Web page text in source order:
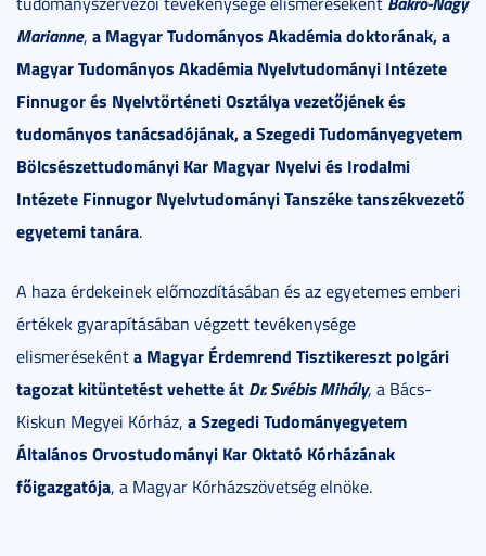
Marianne, a Magyar Tudományos Akadémia doktorának, a
Magyar Tudományos Akadémia Nyelvtudományi Intézete
Finnugor és Nyelvtörténeti Osztálya vezetőjének és
tudományos tanácsadójának, a Szegedi Tudományegyetem
Bölcsészettudományi Kar Magyar Nyelvi és Irodalmi
Intézete Finnugor Nyelvtudományi Tanszéke tanszékvezető
egyetemi tanára.
A haza érdekeinek előmozdításában és az egyetemes emberi
értékek gyarapításában végzett tevékenysége
elismerésekénta Magyar Érdemrend Tisztikereszt polgári
tagozat kitüntetést vehette át Dr. Svébis Mihály, a Bács-
Kiskun Megyei Kórház, a Szegedi Tudományegyetem
Általános Orvostudományi Kar Oktató Kórházának
főigazgatója, a Magyar Kórházszövetség elnöke.